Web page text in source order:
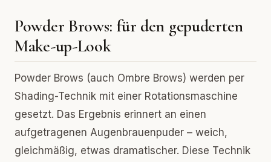
Powder Brows: für den gepuderten
Make-up-Look
Powder Brows (auch Ombre Brows) werden per
Shading-Technik mit einer Rotationsmaschine
gesetzt. Das Ergebnis erinnert an einen
aufgetragenen Augenbrauenpuder – weich,
gleichmäßig, etwas dramatischer. Diese Technik